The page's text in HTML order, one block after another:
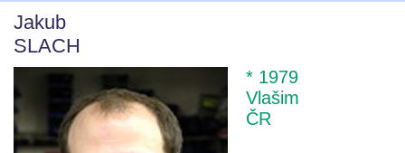
Jakub
SLACH
* 1979
Vlašim
ČR